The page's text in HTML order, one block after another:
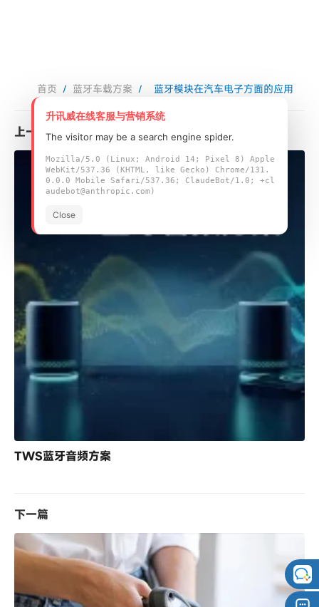
首页 / 蓝牙车载方案 / 蓝牙模块在汽车电子方面的应用
上一篇
TWS蓝牙音频方案
下一篇
升讯威在线客服与营销系统
The visitor may be a search engine spider.
Mozilla/5.0 (Linux; Android 14; Pixel 8) Apple
WebKit/537.36 (KHTML, like Gecko) Chrome/131.
0.0.0 Mobile Safari/537.36; ClaudeBot/1.0; +cl
audebot@anthropic.com)
Close